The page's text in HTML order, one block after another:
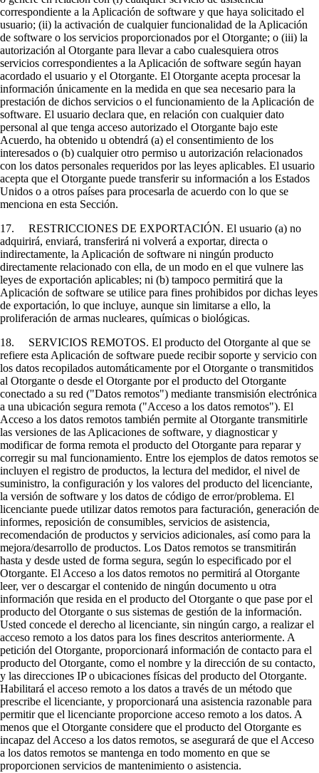
correspondiente a la Aplicación de software y que haya solicitado el
usuario; (ii) la activación de cualquier funcionalidad de la Aplicación
de software o los servicios proporcionados por el Otorgante; o (iii) la
autorización al Otorgante para llevar a cabo cualesquiera otros
servicios correspondientes a la Aplicación de software según hayan
acordado el usuario y el Otorgante. El Otorgante acepta procesar la
información únicamente en la medida en que sea necesario para la
prestación de dichos servicios o el funcionamiento de la Aplicación de
software. El usuario declara que, en relación con cualquier dato
personal al que tenga acceso autorizado el Otorgante bajo este
Acuerdo, ha obtenido u obtendrá (a) el consentimiento de los
interesados o (b) cualquier otro permiso u autorización relacionados
con los datos personales requeridos por las leyes aplicables. El usuario
acepta que el Otorgante puede transferir su información a los Estados
Unidos o a otros países para procesarla de acuerdo con lo que se
menciona en esta Sección.
17. RESTRICCIONES DE EXPORTACIÓN. El usuario (a) no
adquirirá, enviará, transferirá ni volverá a exportar, directa o
indirectamente, la Aplicación de software ni ningún producto
directamente relacionado con ella, de un modo en el que vulnere las
leyes de exportación aplicables; ni (b) tampoco permitirá que la
Aplicación de software se utilice para fines prohibidos por dichas leyes
de exportación, lo que incluye, aunque sin limitarse a ello, la
proliferación de armas nucleares, químicas o biológicas.
18. SERVICIOS REMOTOS. El producto del Otorgante al que se
refiere esta Aplicación de software puede recibir soporte y servicio con
los datos recopilados automáticamente por el Otorgante o transmitidos
al Otorgante o desde el Otorgante por el producto del Otorgante
conectado a su red ("Datos remotos") mediante transmisión electrónica
a una ubicación segura remota ("Acceso a los datos remotos"). El
Acceso a los datos remotos también permite al Otorgante transmitirle
las versiones de las Aplicaciones de software, y diagnosticar y
modificar de forma remota el producto del Otorgante para reparar y
corregir su mal funcionamiento. Entre los ejemplos de datos remotos se
incluyen el registro de productos, la lectura del medidor, el nivel de
suministro, la configuración y los valores del producto del licenciante,
la versión de software y los datos de código de error/problema. El
licenciante puede utilizar datos remotos para facturación, generación de
informes, reposición de consumibles, servicios de asistencia,
recomendación de productos y servicios adicionales, así como para la
mejora/desarrollo de productos. Los Datos remotos se transmitirán
hasta y desde usted de forma segura, según lo especificado por el
Otorgante. El Acceso a los datos remotos no permitirá al Otorgante
leer, ver o descargar el contenido de ningún documento u otra
información que resida en el producto del Otorgante o que pase por el
producto del Otorgante o sus sistemas de gestión de la información.
Usted concede el derecho al licenciante, sin ningún cargo, a realizar el
acceso remoto a los datos para los fines descritos anteriormente. A
petición del Otorgante, proporcionará información de contacto para el
producto del Otorgante, como el nombre y la dirección de su contacto,
y las direcciones IP o ubicaciones físicas del producto del Otorgante.
Habilitará el acceso remoto a los datos a través de un método que
prescribe el licenciante, y proporcionará una asistencia razonable para
permitir que el licenciante proporcione acceso remoto a los datos. A
menos que el Otorgante considere que el producto del Otorgante es
incapaz del Acceso a los datos remotos, se asegurará de que el Acceso
a los datos remotos se mantenga en todo momento en que se
proporcionen servicios de mantenimiento o asistencia.